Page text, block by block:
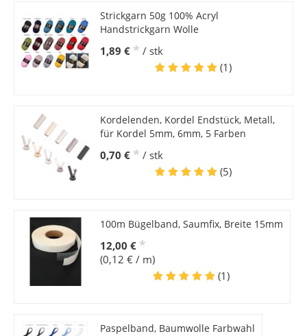
Strickgarn 50g 100% Acryl
Handstrickgarn Wolle
1,89 € * / stk
(1)
Kordelenden, Kordel Endstück, Metall,
für Kordel 5mm, 6mm, 5 Farben
0,70 € * / stk
(5)
100m Bügelband, Saumfix, Breite 15mm
12,00 € *
(0,12 € / m)
(1)
Paspelband, Baumwolle Farbwahl